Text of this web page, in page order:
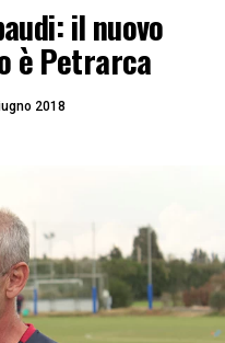
il nuovo
è Petrarca
2018